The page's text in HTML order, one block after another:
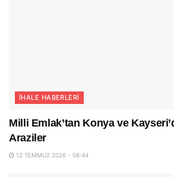
İHALE HABERLERI
Milli Emlak’tan Konya ve
Araziler
12 TEMMUZ 2026 - 08:44